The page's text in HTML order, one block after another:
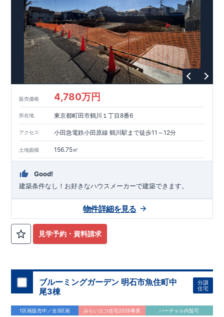
能を評価されています！図面を第三者機関へ提出します。外部
評価委員が建設中に3回、竣工時に1回の現場検査が行われま
す。構造の安定、劣化の軽減、維持管理への配慮、温熱環境・
エネルギー消費量（断熱等性能）の必須4分野、空気環境で、最
高等級取得！ ■ 耐震等級3 もっと詳しく 東栄住宅の建物
は、国が定めた耐震最高等級3を取得。建築基準法に定められ
た、｢数百年に一度発生する地震に対して、倒壊、崩壊しない｣
という基準から、さらに1.5倍の耐震力を達成しています。
風等級2 災害時の損傷の受けにくさを評価されています。建築
1.2倍の暴風に対しても損傷を生じないことで耐風最高等級
取得しています。 ■自社一貫体制もっと詳しく 東栄住宅は土
地の仕入れ、設計、施工、販売、メンテナンスまで、すべての
プロセスに携わっています。 ■ アフターサポート
快適に暮らすことができる住宅の品質を長期にわたり
維持するには、定期的な点検を実施することが重要です。
60年間の保証制度がございます。もちろん、定期点検以外でも
当社こだわりの空間アイディアをショート動画で
ご紹介しています。ここをクリック
販売価格 4,780万円
所在地 東京都町田市鶴川１丁目8番6
アクセス 小田急電鉄小田原線 鶴川駅まで徒歩11～12分
土地面積 156.75㎡
Good!
建築条件なし！​お好きなハウスメーカーで建築できます。
見学予約・資料請求
物件詳細を見る
ブルーミングガーデン 明石市魚住町中
尾3棟
分譲
住宅
1区画販売中／全3区画 みらいエコ住宅2026事業 バーチャル内覧可